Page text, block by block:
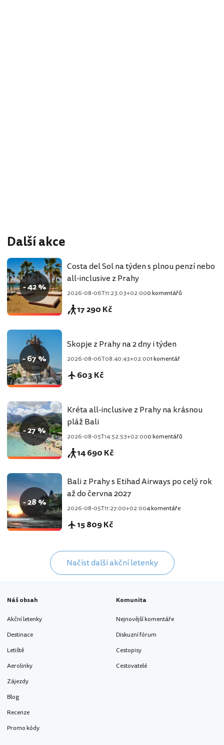
Další akce
- 42 %
Costa del Sol na týden s plnou penzí nebo
all-inclusive z Prahy
2026-08-06T11:23:03+02:000 komentářů
17 290 Kč
- 67 %
Skopje z Prahy na 2 dny i týden
2026-08-06T08:40:43+02:001 komentář
603 Kč
- 27 %
Kréta all-inclusive z Prahy na krásnou
pláž Bali
2026-08-05T14:52:53+02:000 komentářů
14 690 Kč
- 28 %
Bali z Prahy s Etihad Airways po celý rok
až do června 2027
2026-08-05T11:27:00+02:004 komentáře
15 809 Kč
Načíst další akční letenky
Náš obsah
Akční letenky
Destinace
Letiště
Aerolinky
Zájezdy
Blog
Recenze
Promo kódy
Komunita
Nejnovější komentáře
Diskuzní fórum
Cestopisy
Cestovatelé